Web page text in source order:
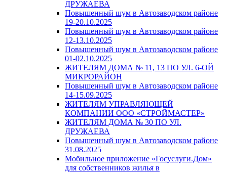
ДРУЖАЕВА
Повышенный шум в Автозаводском районе
19-20.10.2025
Повышенный шум в Автозаводском районе
12-13.10.2025
Повышенный шум в Автозаводском районе
01-02.10.2025
ЖИТЕЛЯМ ДОМА № 11, 13 ПО УЛ. 6-ОЙ
МИКРОРАЙОН
Повышенный шум в Автозаводском районе
14-15.09.2025
ЖИТЕЛЯМ УПРАВЛЯЮЩЕЙ
КОМПАНИИ ООО «СТРОЙМАСТЕР»
ЖИТЕЛЯМ ДОМА № 30 ПО УЛ.
ДРУЖАЕВА
Повышенный шум в Автозаводском районе
31.08.2025
Мобильное приложение «Госуслуги.Дом»
для собственников жилья в